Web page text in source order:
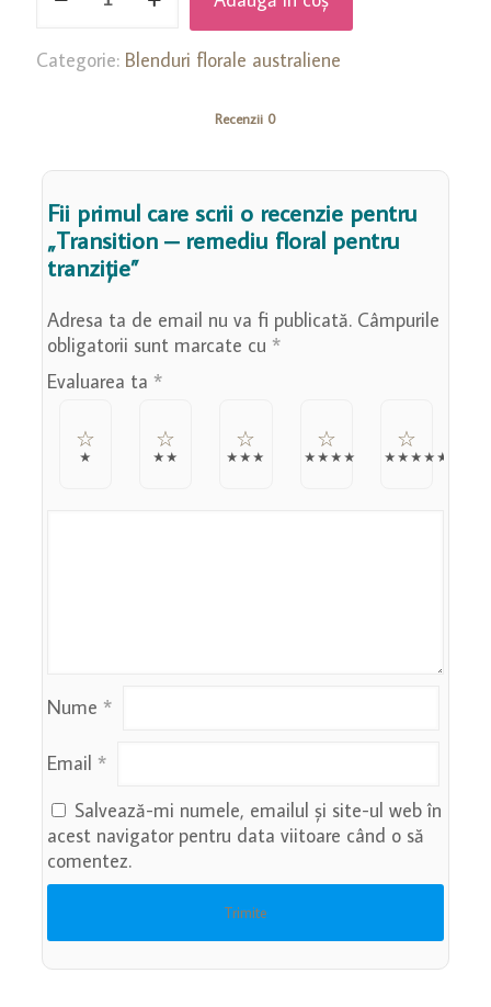
Transition
remediu
Categorie: Blenduri florale australiene
Recenzii 0
Fii primul care scrii o recenzie pentru
„Transition – remediu floral pentru
tranziție”
Adresa ta de email nu va fi publicată. Câmpurile
obligatorii sunt marcate cu *
Evaluarea ta *
Nume *
Email *
Salvează-mi numele, emailul și site-ul web în
acest navigator pentru data viitoare când o să
comentez.